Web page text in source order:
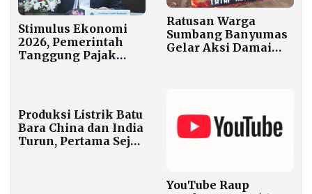
Stimulus Ekonomi
2026, Pemerintah
Tanggung Pajak
Ratusan Warga
Sumbang Banyumas
Gelar Aksi Damai
Lingkungan
Produksi Listrik Batu
Bara China dan India
Turun, Pertama Sejak
YouTube Raup